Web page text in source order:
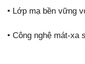
•Lớp mạ bền vững
•Công nghệ mát-xa